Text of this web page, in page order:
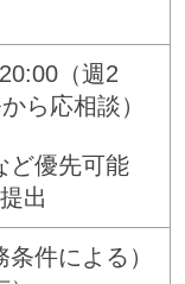
（週2
ら応相談）
ど優先可能
出
件による）